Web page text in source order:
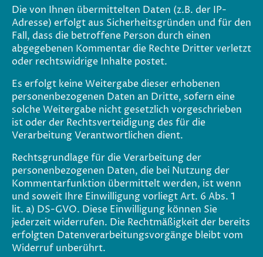
Die von Ihnen übermittelten Daten (z.B. der IP-
Adresse) erfolgt aus Sicherheitsgründen und für den
Fall, dass die betroffene Person durch einen
abgegebenen Kommentar die Rechte Dritter verletzt
oder rechtswidrige Inhalte postet.
Es erfolgt keine Weitergabe dieser erhobenen
personenbezogenen Daten an Dritte, sofern eine
solche Weitergabe nicht gesetzlich vorgeschrieben
ist oder der Rechtsverteidigung des für die
Verarbeitung Verantwortlichen dient.
Rechtsgrundlage für die Verarbeitung der
personenbezogenen Daten, die bei Nutzung der
Kommentarfunktion übermittelt werden, ist wenn
und soweit Ihre Einwilligung vorliegt Art. 6 Abs. 1
lit. a) DS-GVO. Diese Einwilligung können Sie
jederzeit widerrufen. Die Rechtmäßigkeit der bereits
erfolgten Datenverarbeitungsvorgänge bleibt vom
Widerruf unberührt.